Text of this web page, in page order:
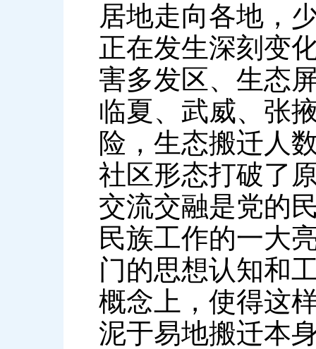
居地走向各地，
正在发生深刻变
害多发区、生态
临夏、武威、张
险，生态搬迁人
社区形态打破了
交流交融是党的
民族工作的一大
门的思想认知和
概念上，使得这
泥于易地搬迁本